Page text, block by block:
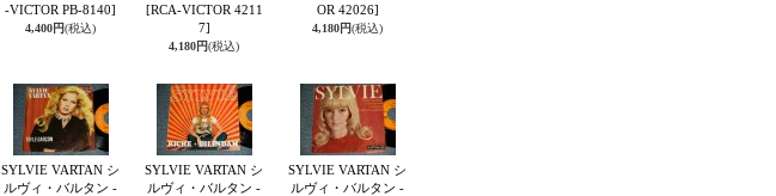
-VICTOR PB-8140]
4,400円(税込)
[RCA-VICTOR 4211
7]
4,180円(税込)
OR 42026]
4,180円(税込)
SYLVIE VARTAN シ
ルヴィ・バルタン -
SYLVIE VARTAN シ
ルヴィ・バルタン -
SYLVIE VARTAN シ
ルヴィ・バルタン -